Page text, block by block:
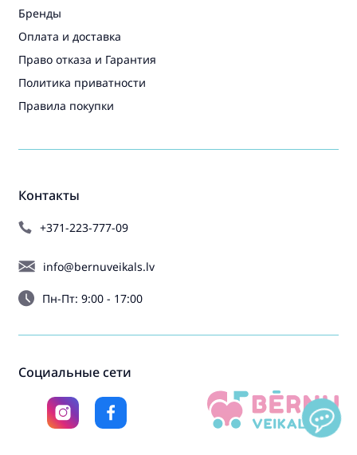
Контакты
+371-223-777-09
Бренды
Оплата и доставка
Право отказа и Гарантия
Политика приватности
Правила покупки